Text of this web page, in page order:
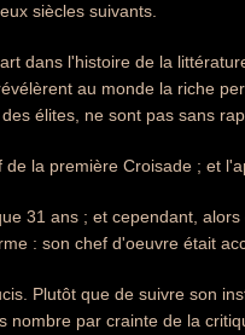
siècles suivants.
dans l'histoire de la
au monde la riche
élites, ne sont pas sans
la première Croisade ; et
31 ans ; et cependant,
: son chef d'oeuvre était
Plutôt que de suivre son
nombre par crainte de la